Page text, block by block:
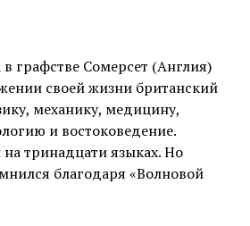
графстве Сомерсет (Англия)
своей жизни британский
механику, медицину,
и востоковедение.
тринадцати языках. Но
благодаря «Волновой